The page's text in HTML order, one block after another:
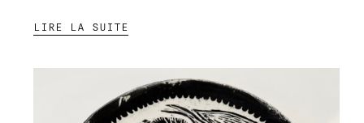
LIRE LA SUITE
UN
ALBUM